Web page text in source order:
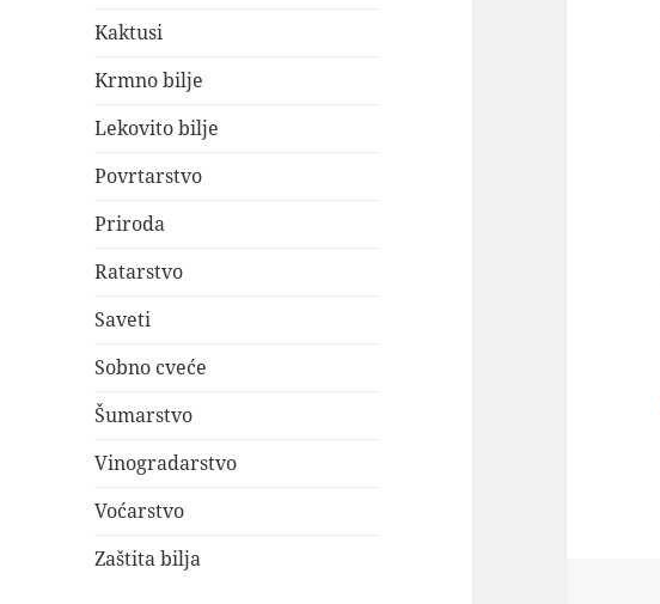
Kaktusi
Krmno bilje
Lekovito bilje
Povrtarstvo
Priroda
Ratarstvo
Saveti
Sobno cveće
Šumarstvo
Vinogradarstvo
Voćarstvo
Zaštita bilja